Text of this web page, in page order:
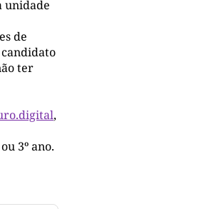
unidade
de
ter
,
3º ano.